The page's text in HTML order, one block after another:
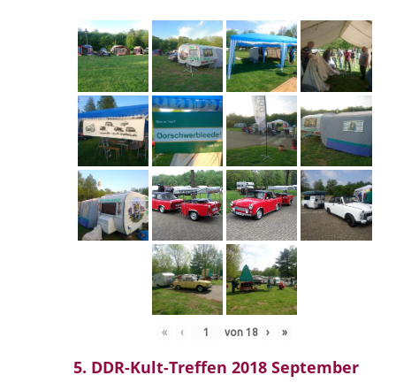
« ‹ von 18 › »
5. DDR-Kult-Treffen 2018 September